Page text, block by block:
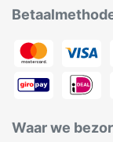
Waar we